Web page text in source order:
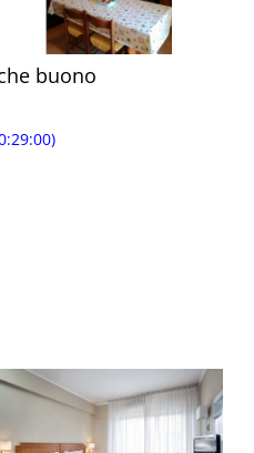
buono